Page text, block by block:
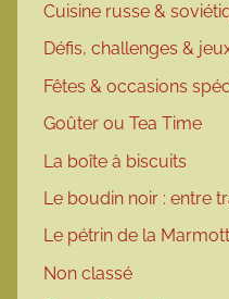
Cuisine russe &
Défis, challenges &
Fêtes & occasions
Goûter ou Tea Time
La boîte à biscuits
Le boudin noir : entre
Le pétrin de la
Non classé